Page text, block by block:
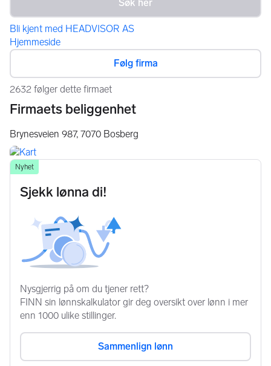
Bli kjent med HEADVISOR AS
Hjemmeside
Følg firma
2632 følger dette firmaet
Firmaets beliggenhet
Brynesveien 987, 7070 Bosberg